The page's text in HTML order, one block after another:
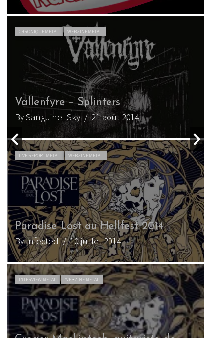
CHRONIQUE METAL WEBZINE METAL
Vallenfyre – Splinters
By Sanguine_Sky/ 21 août 2014
LIVE REPORT METAL WEBZINE METAL
Paradise Lost au Hellfest 2014
By Infected/ 10 juillet 2014
INTERVIEW METAL WEBZINE METAL